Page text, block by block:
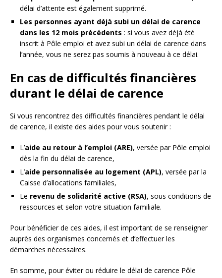
délai d’attente est également supprimé.
Les personnes ayant déjà subi un délai de carence
dans les 12 mois précédents : si vous avez déjà été
inscrit à Pôle emploi et avez subi un délai de carence dans
l’année, vous ne serez pas soumis à nouveau à ce délai.
En cas de difficultés financières
durant le délai de carence
Si vous rencontrez des difficultés financières pendant le délai
de carence, il existe des aides pour vous soutenir :
L’aide au retour à l’emploi (ARE), versée par Pôle emploi
dès la fin du délai de carence,
L’aide personnalisée au logement (APL), versée par la
Caisse d’allocations familiales,
Le revenu de solidarité active (RSA), sous conditions de
ressources et selon votre situation familiale.
Pour bénéficier de ces aides, il est important de se renseigner
auprès des organismes concernés et d’effectuer les
démarches nécessaires.
En somme, pour éviter ou réduire le délai de carence Pôle